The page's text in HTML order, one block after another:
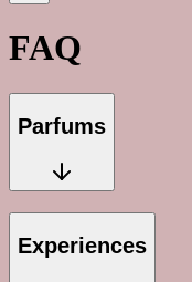
FAQ
Parfums
Experiences